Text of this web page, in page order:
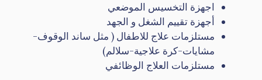
اجهزة التخسيس الموضعي
أجهزة تقييم الشغل و الجهد
مستلزمات علاج للاطفال ( مثل ساند الوقوف-
مشايات-كرة علاجية-سلالم)
مستلزمات العلاج الوظائفي